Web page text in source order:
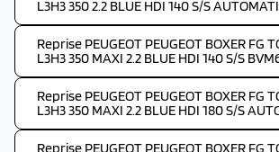
L3H3 350 2.2 BLUE HDI 140 S/S
Reprise PEUGEOT PEUGEOT BOXER FG
L3H3 350 MAXI 2.2 BLUE HDI 140 S/S
Reprise PEUGEOT PEUGEOT BOXER FG
L3H3 350 MAXI 2.2 BLUE HDI 180 S/S
Reprise PEUGEOT PEUGEOT BOXER FG